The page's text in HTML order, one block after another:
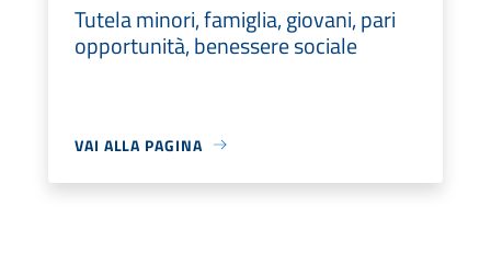
Tutela minori, famiglia, giovani, pari
opportunità, benessere sociale
VAI ALLA PAGINA